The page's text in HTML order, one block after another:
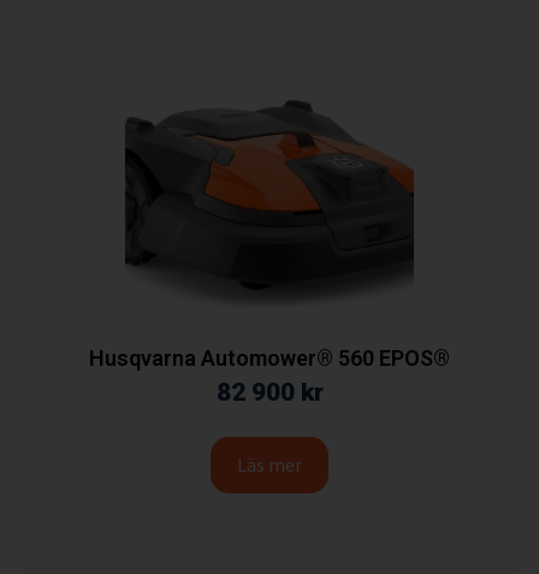
Husqvarna Automower® 560 EPOS®
82 900 kr
Läs mer